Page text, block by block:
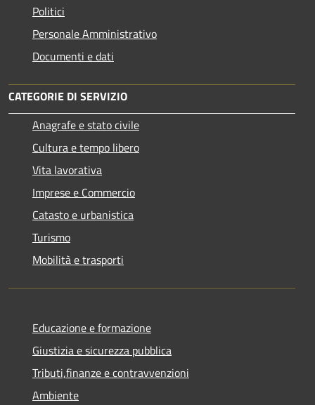
Politici
Personale Amministrativo
Documenti e dati
CATEGORIE DI SERVIZIO
Anagrafe e stato civile
Cultura e tempo libero
Vita lavorativa
Imprese e Commercio
Catasto e urbanistica
Turismo
Mobilità e trasporti
Educazione e formazione
Giustizia e sicurezza pubblica
Tributi,finanze e contravvenzioni
Ambiente